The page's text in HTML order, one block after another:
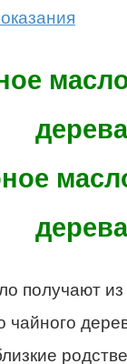
дерева
получают из
чайного